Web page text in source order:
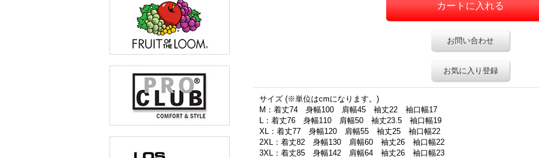
お問い合わせ
お気に入り登録
サイズ (※単位はcmになります。)
M：着丈74 身幅100 肩幅45 袖丈22 袖口幅17
L：着丈76 身幅110 肩幅50 袖丈23.5 袖口幅19
XL：着丈77 身幅120 肩幅55 袖丈25 袖口幅22
2XL：着丈82 身幅130 肩幅60 袖丈26 袖口幅22
3XL：着丈85 身幅142 肩幅64 袖丈26 袖口幅23